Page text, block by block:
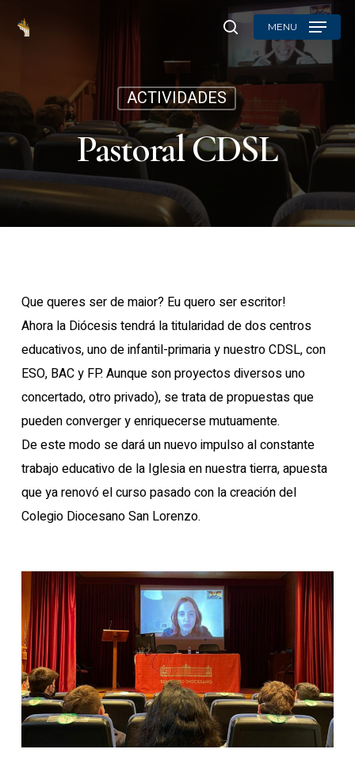
searchMENU
ACTIVIDADES
Pastoral CDSL
Que queres ser de maior? Eu quero ser escritor!
Ahora la Diócesis tendrá la titularidad de dos centros
educativos, uno de infantil-primaria y nuestro CDSL, con
ESO, BAC y FP. Aunque son proyectos diversos uno
concertado, otro privado), se trata de propuestas que
pueden converger y enriquecerse mutuamente.
De este modo se dará un nuevo impulso al constante
trabajo educativo de la Iglesia en nuestra tierra, apuesta
que ya renovó el curso pasado con la creación del
Colegio Diocesano San Lorenzo.